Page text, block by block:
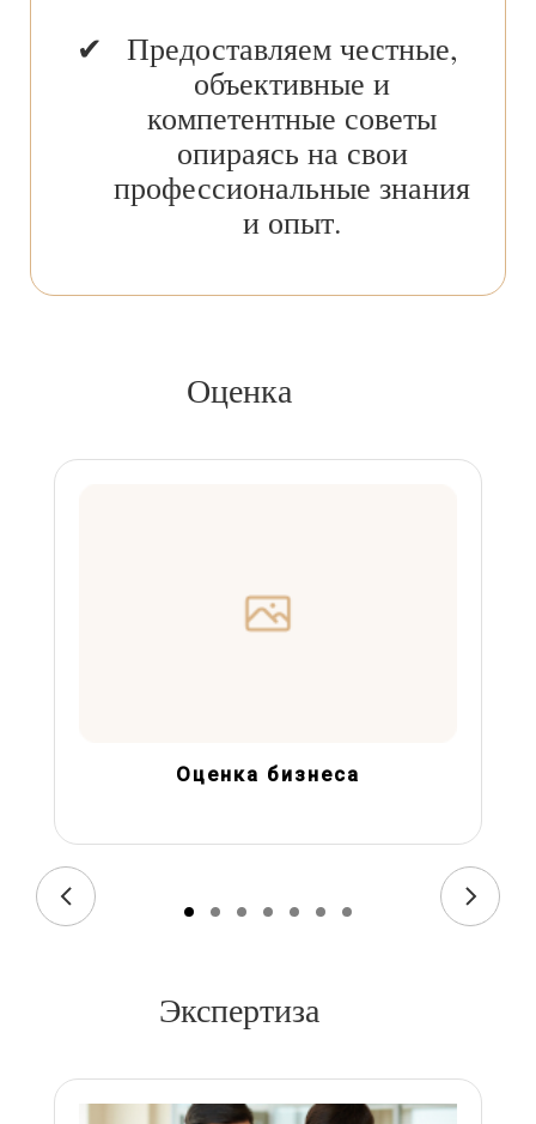
Предоставляем честные,
объективные и
компетентные советы
опираясь на свои
профессиональные знания
и опыт.
Оценка
Оценка бизнеса
Экспертиза